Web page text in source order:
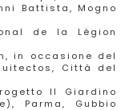
Battista, Mogno
de la Légion
in occasione del
Città del
Il Giardino
Parma, Gubbio